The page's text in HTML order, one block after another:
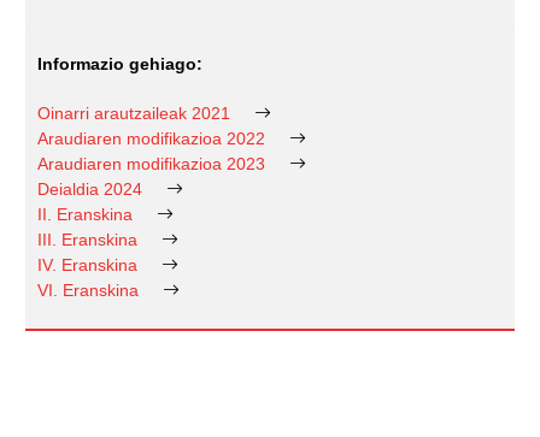
Oinarri arautzaileak 2021
Araudiaren modifikazioa 2022
Araudiaren modifikazioa 2023
Deialdia 2024
II. Eranskina
III. Eranskina
IV. Eranskina
VI. Eranskina